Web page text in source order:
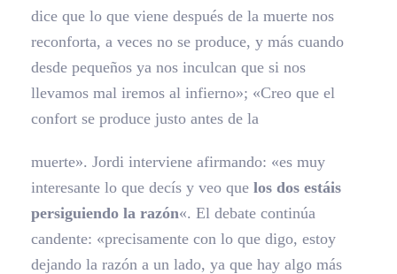
dice que lo que viene después de la muerte nos
reconforta, a veces no se produce, y más cuando
desde pequeños ya nos inculcan que si nos
llevamos mal iremos al infierno»; «Creo que el
confort se produce justo antes de la
muerte». Jordi interviene afirmando: «es muy
interesante lo que decís y veo que los dos estáis
persiguiendo la razón«. El debate continúa
candente: «precisamente con lo que digo, estoy
dejando la razón a un lado, ya que hay algo más